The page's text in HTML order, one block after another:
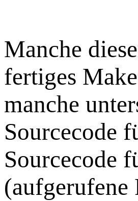
Manche
fertiges
manche
Sourcecode
Sourcecode